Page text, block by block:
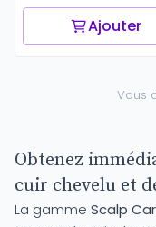
Ajouter
Vous
Obtenez
cuir chevelu et
La gamme Scalp